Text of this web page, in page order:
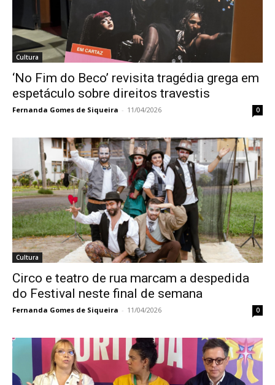
Cultura
‘No Fim do Beco’ revisita tragédia grega em
espetáculo sobre direitos travestis
Fernanda Gomes de Siqueira - 11/04/2026 0
Cultura
Circo e teatro de rua marcam a despedida
do Festival neste final de semana
Fernanda Gomes de Siqueira - 11/04/2026 0